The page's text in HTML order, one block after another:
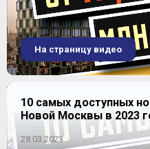
На страницу видео
10 самых доступных
Новой Москвы в 2023
28.03.2023